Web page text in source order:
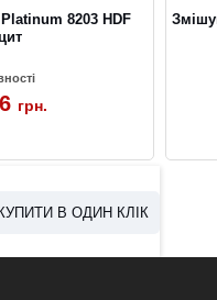
8203 HDF
грн.
КУПИТИ В ОДИН КЛІК